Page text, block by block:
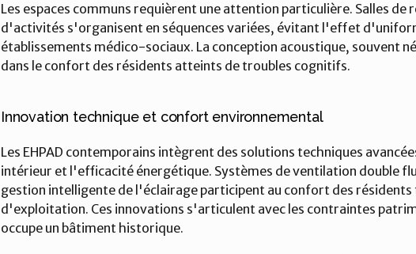
Les espaces communs requièrent une attention particulière. Salles de
d'activités s'organisent en séquences variées, évitant l'effet
établissements médico-sociaux. La conception acoustique, souvent
dans le confort des résidents atteints de troubles cognitifs.
Innovation technique et confort environnemental
Les EHPAD contemporains intègrent des solutions techniques
intérieur et l'efficacité énergétique. Systèmes de ventilation double
gestion intelligente de l'éclairage participent au confort des
d'exploitation. Ces innovations s'articulent avec les contraintes
occupe un bâtiment historique.